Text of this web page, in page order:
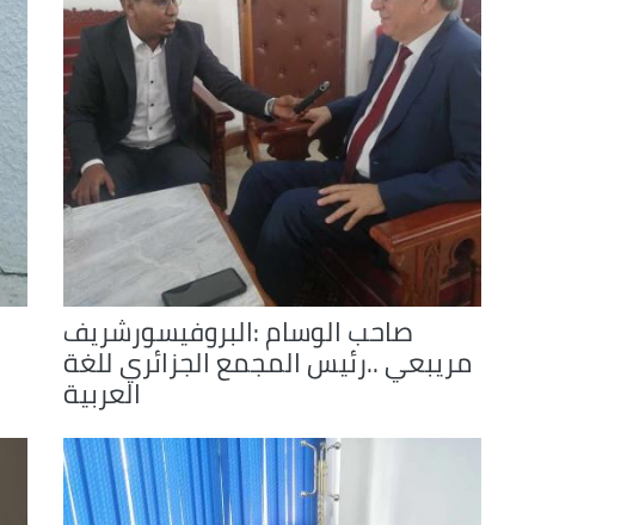
صاحب الوسام :البروفيسورشريف
مريبعي ..رئيس المجمع الجزائري للغة
العربية